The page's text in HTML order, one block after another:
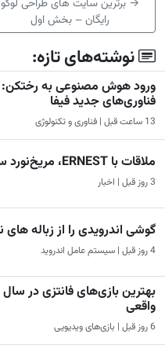
→ برترین سایت های طراحی لوگو
رایگان – بخش اول
نوشته‌های تازه:
ورود هوش مصنوعی به
فناوری‌های جدید فیفا
13 ساعت قبل | فناوری و تکنولوژی
ملاقات با ERNEST، مریخ‌نورد سرسخت نسل آینده ناسا
3 روز قبل | اخبار
گوشی اندرویدی را از زباله های
4 روز قبل | سیستم عامل اندروید
واقعی
6 روز قبل | بازی‌های ویدیویی